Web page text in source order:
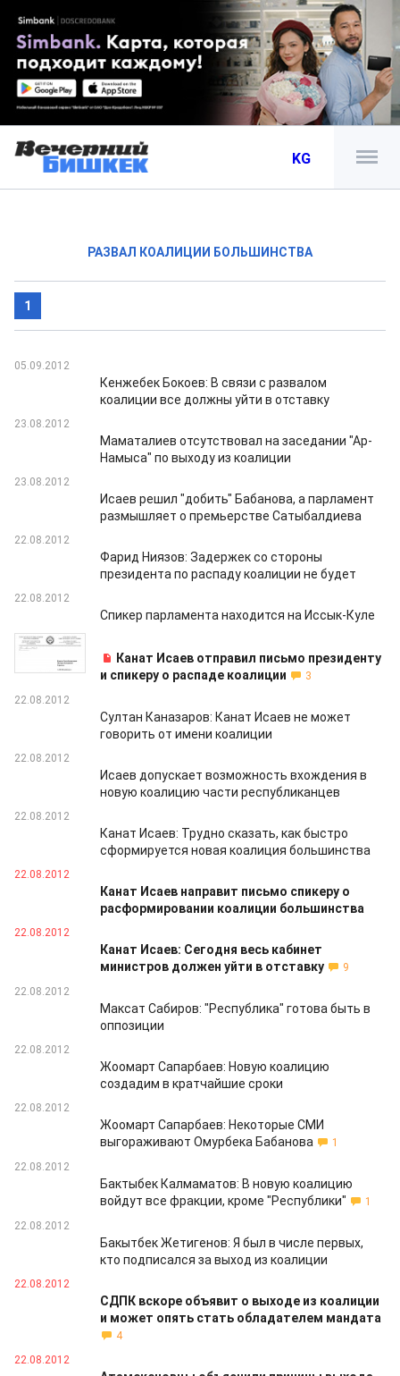
KG
РАЗВАЛ КОАЛИЦИИ БОЛЬШИНСТВА
1
05.09.2012
Кенжебек Бокоев: В связи с развалом
коалиции все должны уйти в отставку
23.08.2012
Маматалиев отсутствовал на заседании "Ар-
Намыса" по выходу из коалиции
23.08.2012
Исаев решил "добить" Бабанова, а парламент
размышляет о премьерстве Сатыбалдиева
22.08.2012
Фарид Ниязов: Задержек со стороны
президента по распаду коалиции не будет
22.08.2012
Спикер парламента находится на Иссык-Куле
22.08.2012
Канат Исаев отправил письмо президенту
и спикеру о распаде коалиции
3
22.08.2012
Султан Каназаров: Канат Исаев не может
говорить от имени коалиции
22.08.2012
Исаев допускает возможность вхождения в
новую коалицию части республиканцев
22.08.2012
Канат Исаев: Трудно сказать, как быстро
сформируется новая коалиция большинства
22.08.2012
Канат Исаев направит письмо спикеру о
расформировании коалиции большинства
22.08.2012
Канат Исаев: Сегодня весь кабинет
министров должен уйти в отставку
9
22.08.2012
Максат Сабиров: "Республика" готова быть в
оппозиции
22.08.2012
Жоомарт Сапарбаев: Новую коалицию
создадим в кратчайшие сроки
22.08.2012
Жоомарт Сапарбаев: Некоторые СМИ
выгораживают Омурбека Бабанова
1
22.08.2012
Бактыбек Калмаматов: В новую коалицию
войдут все фракции, кроме "Республики"
1
22.08.2012
Бакытбек Жетигенов: Я был в числе первых,
кто подписался за выход из коалиции
22.08.2012
СДПК вскоре объявит о выходе из коалиции
и может опять стать обладателем мандата
4
22.08.2012